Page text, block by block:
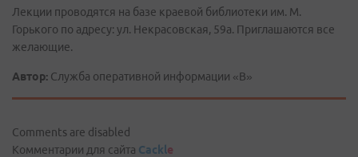
Лекции проводятся на базе краевой библиотеки им. М.
Горького по адресу: ул. Некрасовская, 59а. Приглашаются все
желающие.
Автор: Служба оперативной информации «В»
Comments are disabled
Комментарии для сайта Cackle